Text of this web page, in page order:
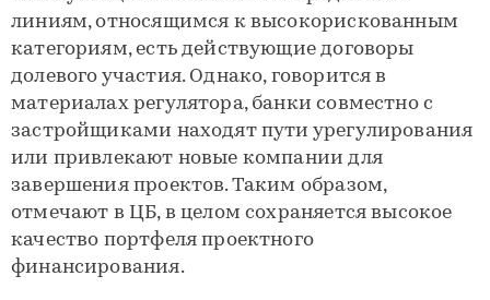
линиям, относящимся к высокорискованным
категориям, есть действующие договоры
долевого участия. Однако, говорится в
материалах регулятора, банки совместно с
застройщиками находят пути урегулирования
или привлекают новые компании для
завершения проектов. Таким образом,
отмечают в ЦБ, в целом сохраняется высокое
качество портфеля проектного
финансирования.